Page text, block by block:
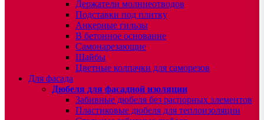
Держатели молниеотводов
Подставки под плитку
Анкерные гильзы
В бетонное основание
Самонарезающие
Шайбы
Цветные колпачки для саморезов
Для фасада
Дюбеля для фасадной изоляции
Забивные дюбеля без распорных элементов
Пластиковые дюбеля для теплоизоляции